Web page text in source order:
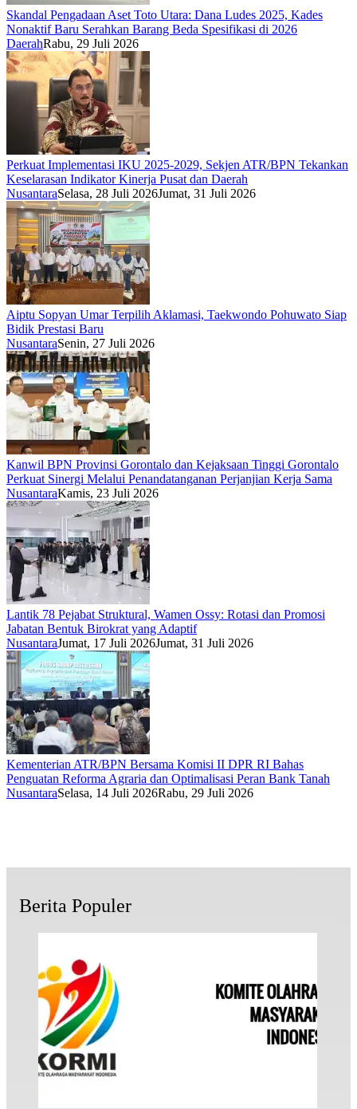
Skandal Pengadaan Aset Toto Utara: Dana Ludes 2025, Kades
Nonaktif Baru Serahkan Barang Beda Spesifikasi di 2026
DaerahRabu, 29 Juli 2026
Perkuat Implementasi IKU 2025-2029, Sekjen ATR/BPN Tekankan
Keselarasan Indikator Kinerja Pusat dan Daerah
NusantaraSelasa, 28 Juli 2026Jumat, 31 Juli 2026
Aiptu Sopyan Umar Terpilih Aklamasi, Taekwondo Pohuwato Siap
Bidik Prestasi Baru
NusantaraSenin, 27 Juli 2026
Kanwil BPN Provinsi Gorontalo dan Kejaksaan Tinggi Gorontalo
Perkuat Sinergi Melalui Penandatanganan Perjanjian Kerja Sama
NusantaraKamis, 23 Juli 2026
Lantik 78 Pejabat Struktural, Wamen Ossy: Rotasi dan Promosi
Jabatan Bentuk Birokrat yang Adaptif
NusantaraJumat, 17 Juli 2026Jumat, 31 Juli 2026
Kementerian ATR/BPN Bersama Komisi II DPR RI Bahas
Penguatan Reforma Agraria dan Optimalisasi Peran Bank Tanah
NusantaraSelasa, 14 Juli 2026Rabu, 29 Juli 2026
Berita Populer